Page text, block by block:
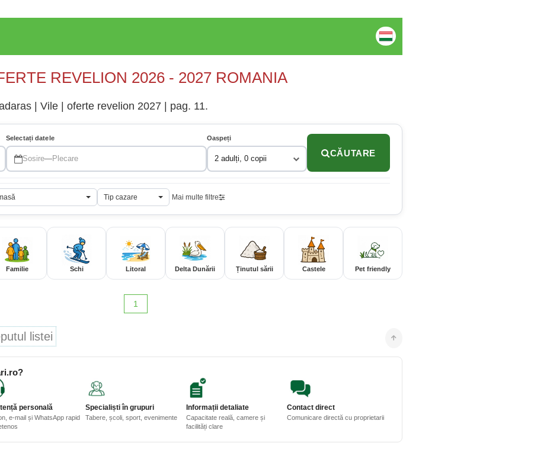
REVELION 2026 - 2027 ROMANIA
| Vile | oferte revelion 2027 | pag. 11.
Selectați datele
Sosire—Plecare
Oaspeți
2 adulți, 0 copii
CĂUTARE
Tip cazare Mai multe filtre
Familie Schi Litoral Delta Dunării Ținutul sării Castele Pet friendly
1
listei
personală
e-mail și WhatsApp rapid
Specialiști în grupuri
Tabere, școli, sport, evenimente
Informații detaliate
Capacitate reală, camere și
facilități clare
Contact direct
Comunicare directă cu proprietarii